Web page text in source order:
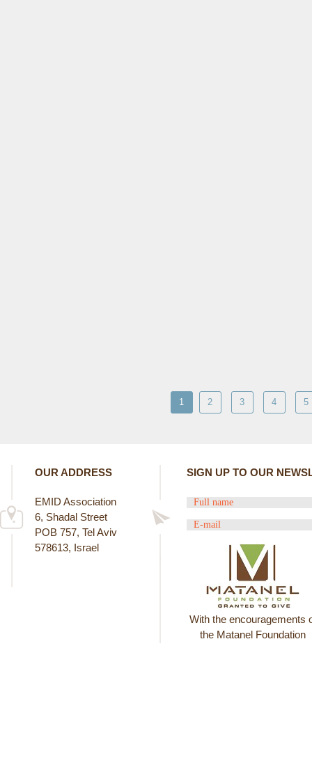
1 2 3 4 5
OUR ADDRESS
EMID Association
6, Shadal Street
POB 757, Tel Aviv
578613, Israel
SIGN UP TO OUR
With the encouragements
the Matanel Foundation